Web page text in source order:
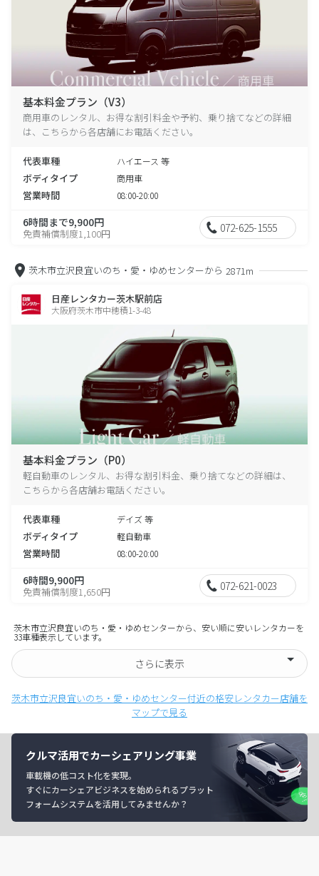
基本料金プラン（V3）
商用車のレンタル、お得な割引料金や予約、乗り捨てなどの詳細
は、こちらから各店舗にお電話ください。
代表車種 ハイエース 等
ボディタイプ 商用車
営業時間 08:00-20:00
6時間まで9,900円
免責補償制度1,100円 072-625-1555
茨木市立沢良宜いのち・愛・ゆめセンターから 2871m
日産レンタカー茨木駅前店
大阪府茨木市中穂積1-3-48
基本料金プラン（P0）
軽自動車のレンタル、お得な割引料金、乗り捨てなどの詳細は、
こちらから各店舗お電話ください。
代表車種 デイズ 等
ボディタイプ 軽自動車
営業時間 08:00-20:00
6時間9,900円
免責補償制度1,650円 072-621-0023
茨木市立沢良宜いのち・愛・ゆめセンターから、安い順に安いレンタカーを
33車種表示しています。
さらに表示
茨木市立沢良宜いのち・愛・ゆめセンター付近の格安レンタカー店舗を
マップで見る
クルマ活用でカーシェアリング事業
車載機の低コスト化を実現。
すぐにカーシェアビジネスを始められるプラット
フォームシステムを活用してみませんか？